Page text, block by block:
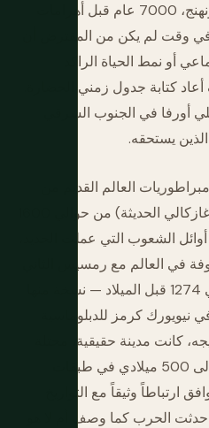
— حوالي 6000 عام قبل ستونهنج، 7000 عام قبل أهرامات
وقت لم يكن من المفترض أن
أو نمط الحياة الراكد
أعاد كتابة جدول زمني الحضارة.
أورفا في الجنوب الشرقي
يستحقه.
العالم القديم من
من أوائل الشعوب التي عملت الحديد،
في العالم مع رمسيس الثاني
من مصر بعد معركة قادش في 1274 قبل الميلاد — نسخة منها
نيويورك كرمز للدبلوماسية
كانت مدينة حقيقية، محتلة
من حوالي 3000 قبل الميلاد إلى 500 ميلادي في طبقات
ارتباطاً وثيقاً مع التواريخ
حدثت الحرب كما وصف أم لا هو